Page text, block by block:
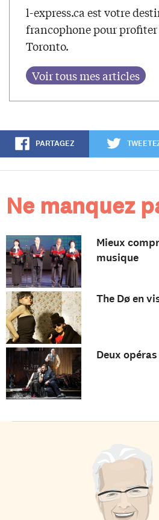
l-express.ca est votre
francophone pour
Toronto.
PARTAGEZ
Ne manquez
Mieux
musique
The Dø en
Deux